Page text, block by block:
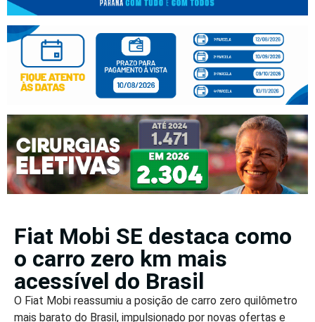
Fiat Mobi SE destaca como
o carro zero km mais
acessível do Brasil
O Fiat Mobi reassumiu a posição de carro zero quilômetro
mais barato do Brasil, impulsionado por novas ofertas e